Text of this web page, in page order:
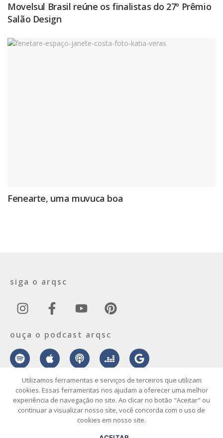
Movelsul Brasil reúne os finalistas do 27º Prêmio
Salão Design
Fenearte, uma muvuca boa
siga o arqsc
ouça o podcast arqsc
sobre contato envie seu projeto publicidade vídeo podcast
Utilizamos ferramentas e serviços de terceiros que utilizam
cookies. Essas ferramentas nos ajudam a oferecer uma melhor
experiência de navegação no site. Ao clicar no botão "Aceitar" ou
continuar a visualizar nosso site, você concorda com o uso de
cookies em nosso site.